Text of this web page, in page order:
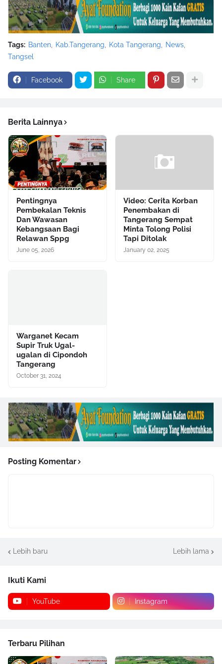
Tags: Banten Kab.Tangerang Kota Tangerang
News
Tangsel
Facebook Share
Berita Lainnya
Pentingnya
Pembekalan Teknis
Dan Wawasan
Kebangsaan Bagi
Relawan Sppg
June 05, 2026
Video: Cerita Korban
Penembakan di
Tangerang Sempat
Minta Tolong Polisi
Tapi Ditolak
January 02, 2025
Warganet Kecam
Supir Truk Ugal-
ugalan di Cipondoh
Tangerang
October 31, 2024
Posting Komentar
Lebih baru Lebih lama
Ikuti Kami
YouTube Instagram
Terbaru Pilihan